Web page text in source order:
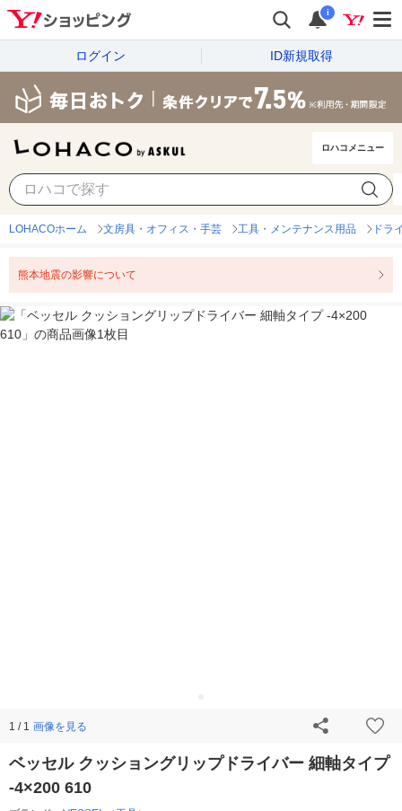
i
ログイン ID新規取得
ロハコメニュー
LOHACOホーム 文房具・オフィス・手芸 工具・メンテナンス用品 ドラ
熊本地震の影響について
1 / 1 画像を見る
ベッセル クッショングリップドライバー 細軸タイプ
-4×200 610